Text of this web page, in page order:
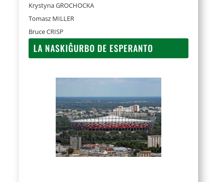
Krystyna GROCHOCKA
Tomasz MILLER
Bruce CRISP
LA NASKIĜURBO DE ESPERANTO